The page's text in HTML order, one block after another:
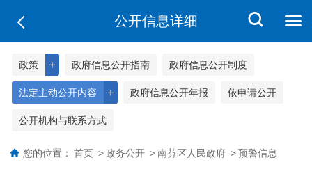
公开信息详细
＋
政策 政府信息公开指南 政府信息公开制度
＋
法定主动公开内容 政府信息公开年报 依申请公开
公开机构与联系方式
您的位置： 首页 > 政务公开 > 南芬区人民政府 > 预警信息